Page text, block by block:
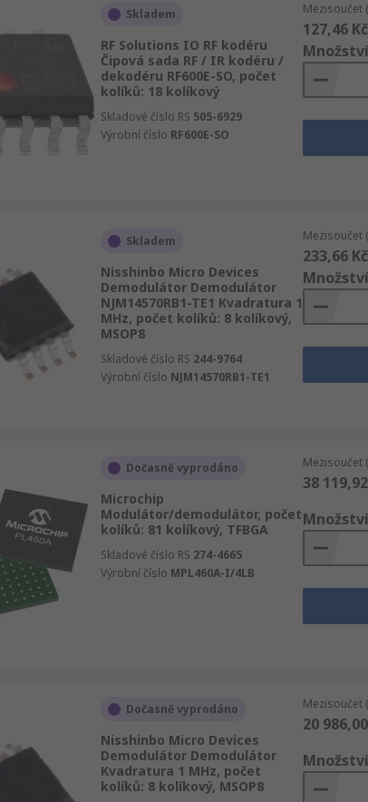
Skladem
RF Solutions IO RF kodéru
Čipová sada RF / IR kodéru /
dekodéru RF600E-SO, počet
kolíků: 18 kolíkový
Skladové číslo RS 505-6929
Výrobní číslo RF600E-SO
Mezisoučet
127,46 Kč
Množství
Skladem
Nisshinbo Micro Devices
Demodulátor Demodulátor
NJM14570RB1-TE1 Kvadratura 1
MHz, počet kolíků: 8 kolíkový,
MSOP8
Skladové číslo RS 244-9764
Výrobní číslo NJM14570RB1-TE1
Mezisoučet
233,66 Kč
Množství
Dočasně vyprodáno
Microchip
Modulátor/demodulátor, počet
kolíků: 81 kolíkový, TFBGA
Skladové číslo RS 274-4665
Výrobní číslo MPL460A-I/4LB
Mezisoučet
38
Množství
Dočasně vyprodáno
Nisshinbo Micro Devices
Demodulátor Demodulátor
Kvadratura 1 MHz, počet
kolíků: 8 kolíkový, MSOP8
Mezisoučet
20
Množství